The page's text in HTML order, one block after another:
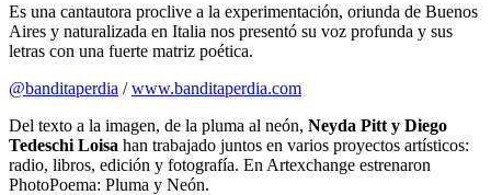
Es una cantautora proclive a la experimentación, oriunda de Buenos
Aires y naturalizada en Italia nos presentó su voz profunda y sus
letras con una fuerte matriz poética.
@banditaperdia /www.banditaperdia.com
Del texto a la imagen, de la pluma al neón, Neyda Pitt y Diego
Tedeschi Loisa han trabajado juntos en varios proyectos artísticos:
radio, libros, edición y fotografía. En Artexchange estrenaron
PhotoPoema: Pluma y Neón.